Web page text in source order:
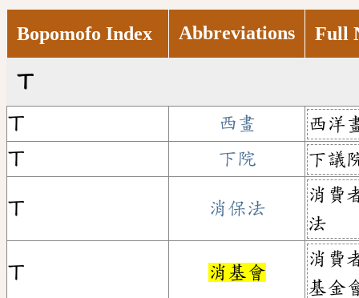
Bopomofo Index Abbreviations Full
ㄒ
ㄒ 西畫
西洋
ㄒ
下院 下議
ㄒ 消保法
消費
法
ㄒ 消基會
消費
基金